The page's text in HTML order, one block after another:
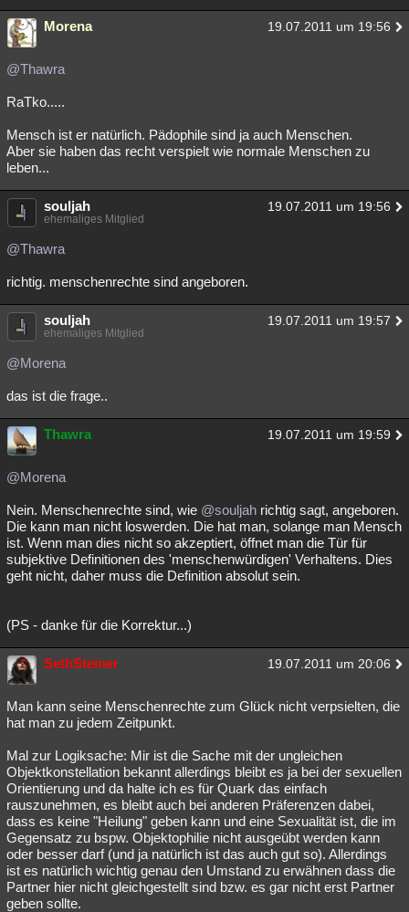
Morena 19.07.2011 um 19:56
@Thawra
RaTko.....
Mensch ist er natürlich. Pädophile sind ja auch Menschen.
Aber sie haben das recht verspielt wie normale Menschen zu
leben...
souljah 19.07.2011 um 19:56
ehemaliges Mitglied
@Thawra
richtig. menschenrechte sind angeboren.
souljah 19.07.2011 um 19:57
ehemaliges Mitglied
@Morena
das ist die frage..
Thawra 19.07.2011 um 19:59
@Morena
Nein. Menschenrechte sind, wie @souljah richtig sagt, angeboren.
Die kann man nicht loswerden. Die hat man, solange man Mensch
ist. Wenn man dies nicht so akzeptiert, öffnet man die Tür für
subjektive Definitionen des 'menschenwürdigen' Verhaltens. Dies
geht nicht, daher muss die Definition absolut sein.
(PS - danke für die Korrektur...)
SethSteiner 19.07.2011 um 20:06
Man kann seine Menschenrechte zum Glück nicht verpsielten, die
hat man zu jedem Zeitpunkt.
Mal zur Logiksache: Mir ist die Sache mit der ungleichen
Objektkonstellation bekannt allerdings bleibt es ja bei der sexuellen
Orientierung und da halte ich es für Quark das einfach
rauszunehmen, es bleibt auch bei anderen Präferenzen dabei,
dass es keine "Heilung" geben kann und eine Sexualität ist, die im
Gegensatz zu bspw. Objektophilie nicht ausgeübt werden kann
oder besser darf (und ja natürlich ist das auch gut so). Allerdings
ist es natürlich wichtig genau den Umstand zu erwähnen dass die
Partner hier nicht gleichgestellt sind bzw. es gar nicht erst Partner
geben sollte.